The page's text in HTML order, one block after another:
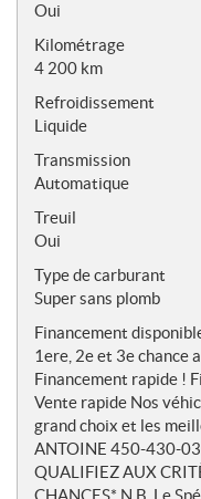
Oui
Kilométrage
4 200 km
Refroidissement
Liquide
Transmission
Automatique
Treuil
Oui
Type de carburant
Super sans plomb
Financement
1ere, 2e et 3e chance
Financement rapide !
Vente rapide Nos
grand choix et les
ANTOINE 450-430-
QUALIFIEZ AUX
CHANCES* N.B. Le